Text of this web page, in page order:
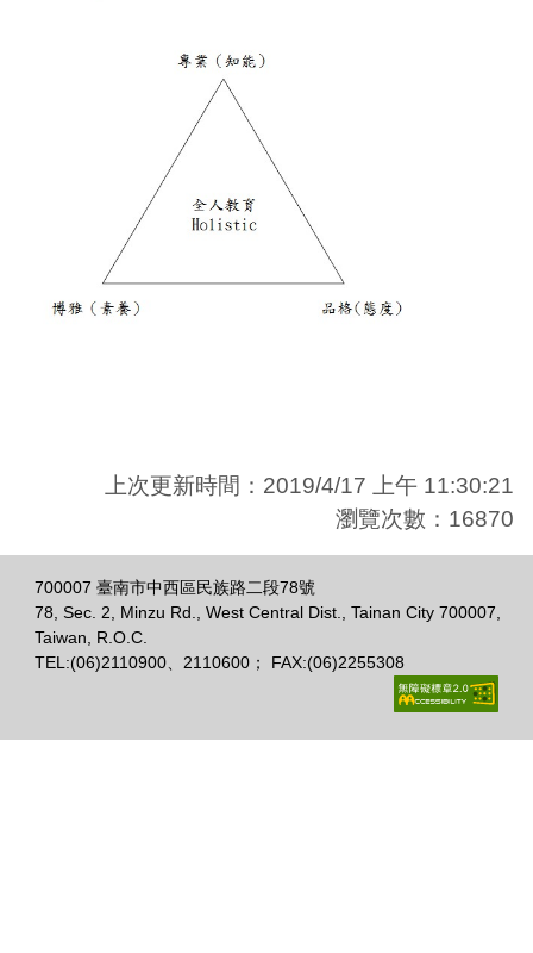
上次更新時間：2019/4/17 上午 11:30:21
瀏覽次數：16870
700007 臺南市中西區民族路二段78號
78, Sec. 2, Minzu Rd., West Central Dist., Tainan City 700007,
Taiwan, R.O.C.
TEL:(06)2110900、2110600； FAX:(06)2255308